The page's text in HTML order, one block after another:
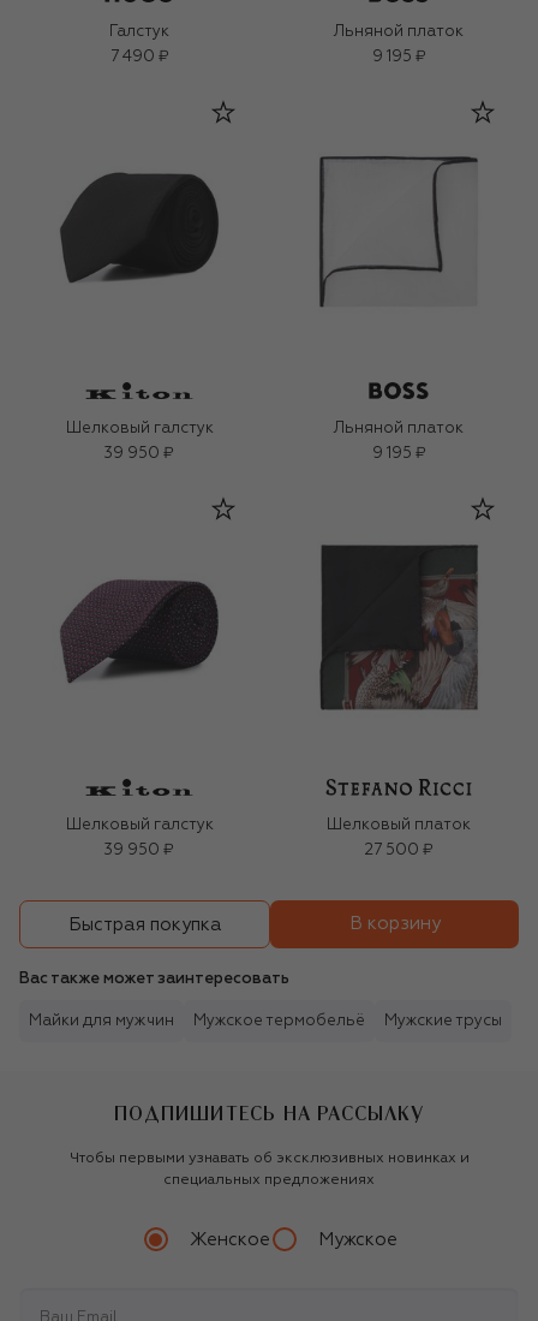
Галстук
7 490 ₽
Льняной платок
9 195 ₽
Шелковый галстук
39 950 ₽
Льняной платок
9 195 ₽
Шелковый галстук
39 950 ₽
Шелковый платок
27 500 ₽
Быстрая покупка В корзину
Вас также может заинтересовать
Майки для мужчин Мужское термобельё Мужские трусы
ПОДПИШИТЕСЬ НА РАССЫЛКУ
Чтобы первыми узнавать об эксклюзивных новинках и
специальных предложениях
Женское Мужское